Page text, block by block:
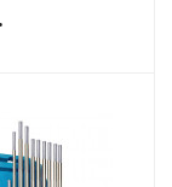
AC/DC